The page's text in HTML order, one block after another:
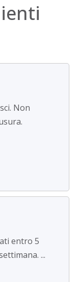
Non
entro 5
...